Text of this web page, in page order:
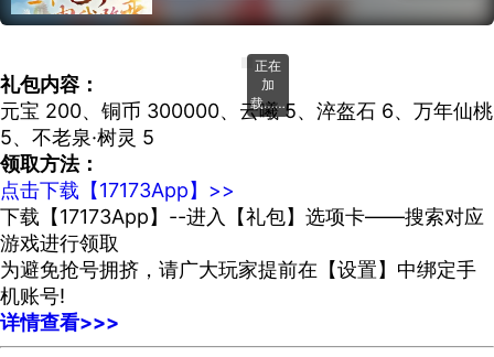
礼包内容：
元宝 200、铜币 300000、云曦 5、淬盔石 6、万年仙桃
5、不老泉·树灵 5
领取方法：
点击下载【17173App】>>
下载【17173App】--进入【礼包】选项卡——搜索对应
游戏进行领取
为避免抢号拥挤，请广大玩家提前在【设置】中绑定手
机账号!
详情查看>>>